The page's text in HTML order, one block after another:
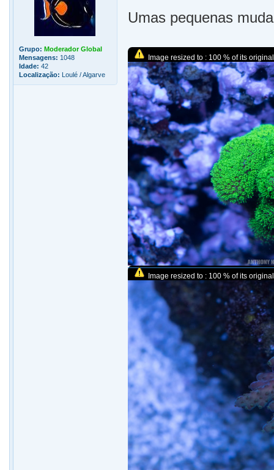
Grupo: Moderador Global
Mensagens: 1048
Idade: 42
Localização: Loulé / Algarve
Umas pequenas
Image resized to : 100 % of its
Image resized to : 100 % of its